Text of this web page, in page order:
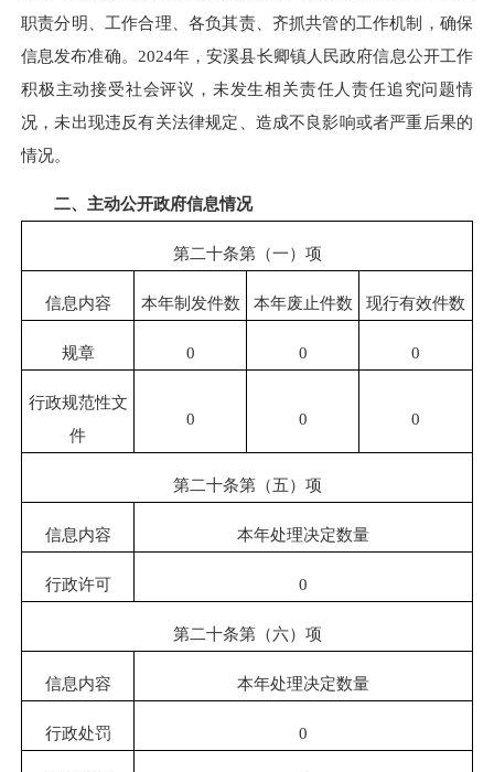
职责分明、工作合理、各负其责、齐抓共管的工作机制，确保
信息发布准确。2024年，安溪县长卿镇人民政府信息公开工作
积极主动接受社会评议，未发生相关责任人责任追究问题情
况，未出现违反有关法律规定、造成不良影响或者严重后果的
情况。
二、主动公开政府信息情况
第二十条第（一）项
信息内容 本年制发件数 本年废止件数 现行有效件数
规章 0 0 0
行政规范性文
件
0 0 0
第二十条第（五）项
信息内容 本年处理决定数量
行政许可 0
第二十条第（六）项
信息内容 本年处理决定数量
行政处罚 0